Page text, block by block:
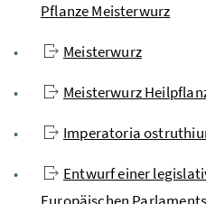
Pflanze Meisterwurz
Meisterwurz
Meisterwurz
Imperatoria
Entwurf einer